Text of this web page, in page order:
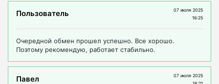
Пользователь
07 июля 2025
16:25
Очередной обмен прошел успешно. Все хорошо.
Поэтому рекомендую, работает стабильно.
Павел
07 июля 2025